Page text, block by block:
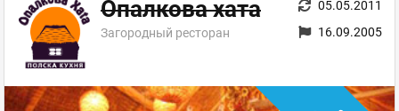
Опалкова хата
Загородный ресторан
05.05.2011
16.09.2005